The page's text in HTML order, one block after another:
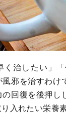
く治したい」
風邪を治すわ
の回復を後押
入れたい栄養